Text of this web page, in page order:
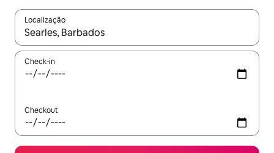
Localização
Quando os resultados estiverem disponíveis, explore-os
Check-in
Checkout